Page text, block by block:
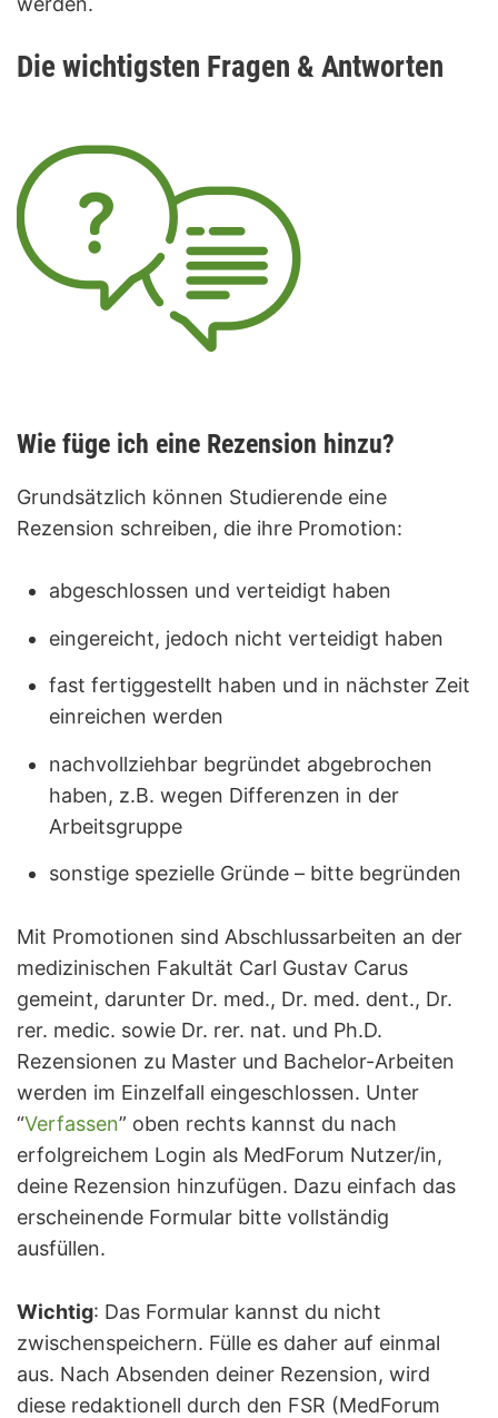
Die wichtigsten Fragen & Antworten
Wie füge ich eine Rezension hinzu?
Grundsätzlich können Studierende eine
Rezension schreiben, die ihre Promotion:
abgeschlossen und verteidigt haben
eingereicht, jedoch nicht verteidigt haben
fast fertiggestellt haben und in nächster Zeit
einreichen werden
nachvollziehbar begründet abgebrochen
haben, z.B. wegen Differenzen in der
Arbeitsgruppe
sonstige spezielle Gründe – bitte begründen
Mit Promotionen sind Abschlussarbeiten an der
medizinischen Fakultät Carl Gustav Carus
gemeint, darunter Dr. med., Dr. med. dent., Dr.
rer. medic. sowie Dr. rer. nat. und Ph.D.
Rezensionen zu Master und Bachelor-Arbeiten
werden im Einzelfall eingeschlossen. Unter
“Verfassen” oben rechts kannst du nach
erfolgreichem Login als MedForum Nutzer/in,
deine Rezension hinzufügen. Dazu einfach das
erscheinende Formular bitte vollständig
ausfüllen.
Wichtig: Das Formular kannst du nicht
zwischenspeichern. Fülle es daher auf einmal
aus. Nach Absenden deiner Rezension, wird
diese redaktionell durch den FSR (MedForum